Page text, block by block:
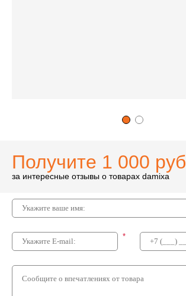
Получите 1 000 руб
за интересные отзывы о товарах damixa
*